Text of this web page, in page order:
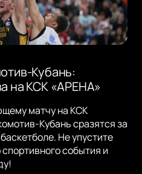
Кубань:
на КСК «АРЕНА»
матчу на КСК
Кубань сразятся за
Не упустите
события и